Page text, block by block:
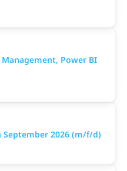
Power BI
2026 (m/f/d)